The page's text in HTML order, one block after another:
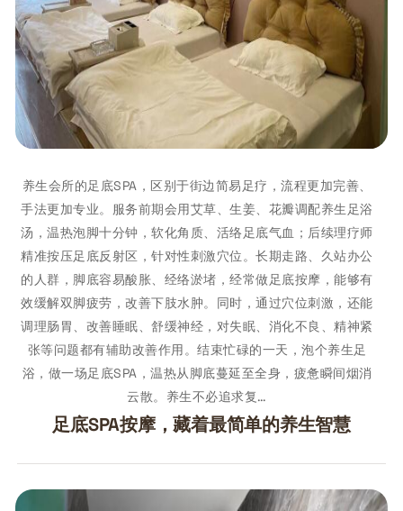
养生会所的足底SPA，区别于街边简易足疗，流程更加完善、
手法更加专业。服务前期会用艾草、生姜、花瓣调配养生足浴
汤，温热泡脚十分钟，软化角质、活络足底气血；后续理疗师
精准按压足底反射区，针对性刺激穴位。长期走路、久站办公
的人群，脚底容易酸胀、经络淤堵，经常做足底按摩，能够有
效缓解双脚疲劳，改善下肢水肿。同时，通过穴位刺激，还能
调理肠胃、改善睡眠、舒缓神经，对失眠、消化不良、精神紧
张等问题都有辅助改善作用。结束忙碌的一天，泡个养生足
浴，做一场足底SPA，温热从脚底蔓延至全身，疲惫瞬间烟消
云散。养生不必追求复…
足底SPA按摩，藏着最简单的养生智慧